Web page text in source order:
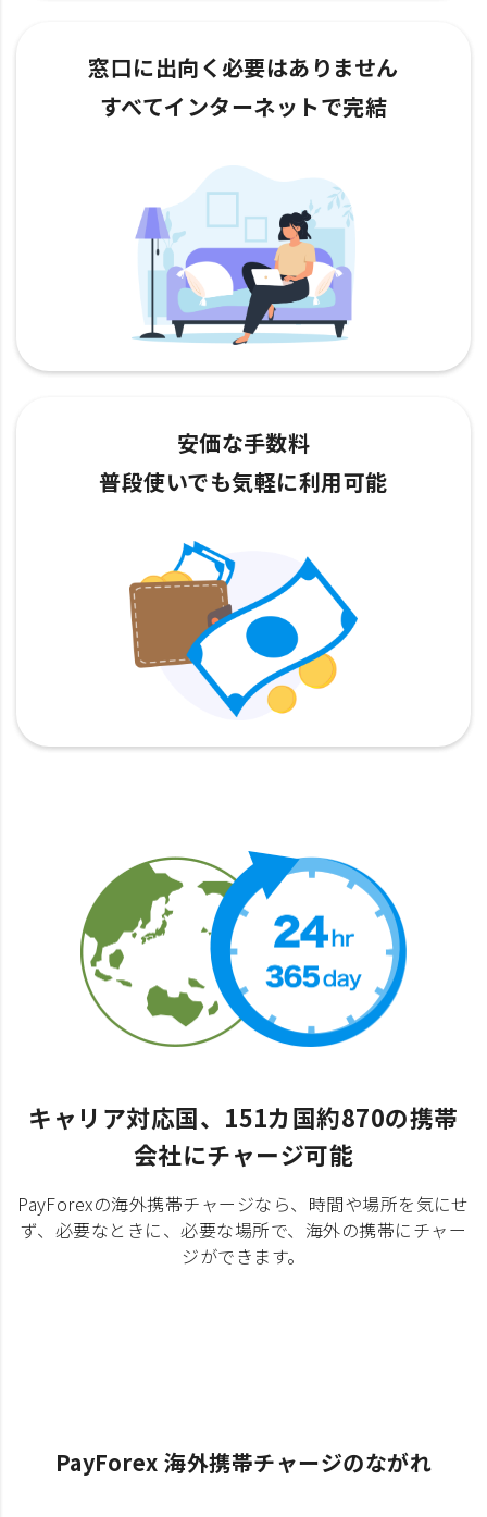
窓口に出向く必要はありません
すべてインターネットで完結
安価な手数料
普段使いでも気軽に利用可能
キャリア対応国、151カ国約870の携帯
会社にチャージ可能
PayForexの海外携帯チャージなら、時間や場所を気にせ
ず、必要なときに、必要な場所で、海外の携帯にチャー
ジができます。
PayForex 海外携帯チャージのながれ